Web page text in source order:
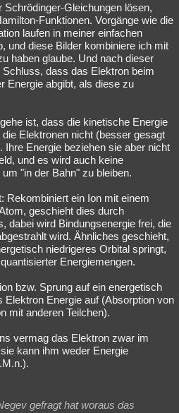
Gleichungen lösen,
Funktionen. Vorgänge wie die
laufen in meiner einfachen
und diese Bilder kombiniere ich mit
haben glaube. Und nach dieser
dass das Elektron beim
Energie abgibt, als diese zu
ist, dass die kinetische Energie
Elektronen nicht (besser gesagt
Energie beziehen sie aber nicht
und es wird auch keine
"in der Bahn" zu bleiben.
Rekombiniert ein Ion mit einem
geschieht dies durch
dabei wird Bindungsenergie frei, die
wird. Ähnliches geschieht,
niedrigeres Orbital springt,
Energiemengen.
bzw. Sprung auf ein energetisch
Elektron Energie auf (Absorption von
mit anderen Teilchen).
vermag das Elektron zwar im
kann ihm weder Energie
gefragt hat woraus das